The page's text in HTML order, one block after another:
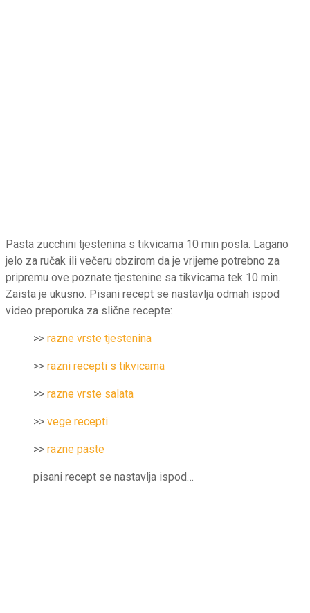
Pasta zucchini tjestenina s tikvicama 10 min posla. Lagano
jelo za ručak ili večeru obzirom da je vrijeme potrebno za
pripremu ove poznate tjestenine sa tikvicama tek 10 min.
Zaista je ukusno. Pisani recept se nastavlja odmah ispod
video preporuka za slične recepte:
>> razne vrste tjestenina
>> razni recepti s tikvicama
>> razne vrste salata
>> vege recepti
>> razne paste
pisani recept se nastavlja ispod…